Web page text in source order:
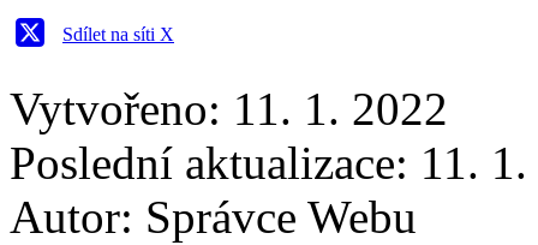
Sdílet na síti X
Vytvořeno: 11. 1. 2022
Poslední aktualizace: 11.
Autor: Správce Webu